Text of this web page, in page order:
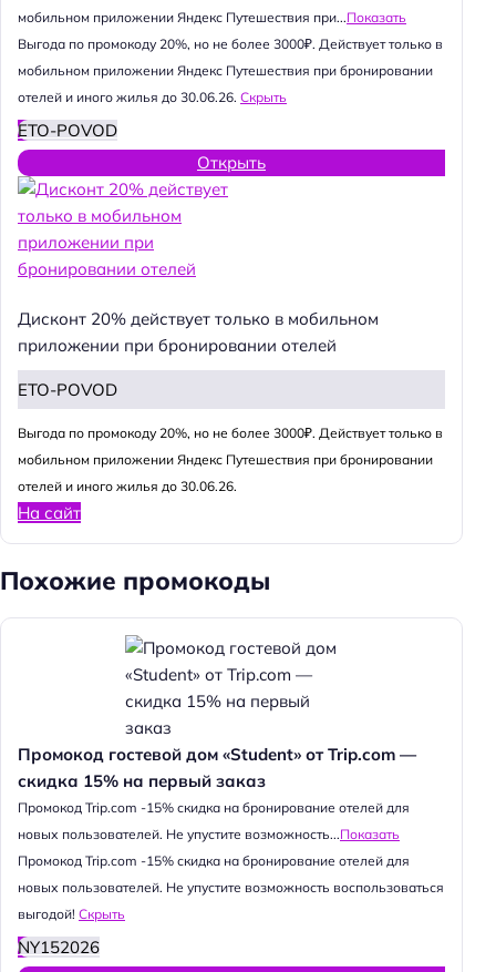
мобильном приложении Яндекс Путешествия при...Показать
Выгода по промокоду 20%, но не более 3000₽. Действует только в
мобильном приложении Яндекс Путешествия при бронировании
отелей и иного жилья до 30.06.26. Скрыть
ETO-POVOD
Открыть
Дисконт 20% действует только в мобильном
приложении при бронировании отелей
ETO-POVOD
Выгода по промокоду 20%, но не более 3000₽. Действует только в
мобильном приложении Яндекс Путешествия при бронировании
отелей и иного жилья до 30.06.26.
На сайт
Похожие промокоды
Промокод гостевой дом «Student» от Trip.com —
скидка 15% на первый заказ
Промокод Trip.com -15% скидка на бронирование отелей для
новых пользователей. Не упустите возможность...Показать
Промокод Trip.com -15% скидка на бронирование отелей для
новых пользователей. Не упустите возможность воспользоваться
выгодой! Скрыть
NY152026